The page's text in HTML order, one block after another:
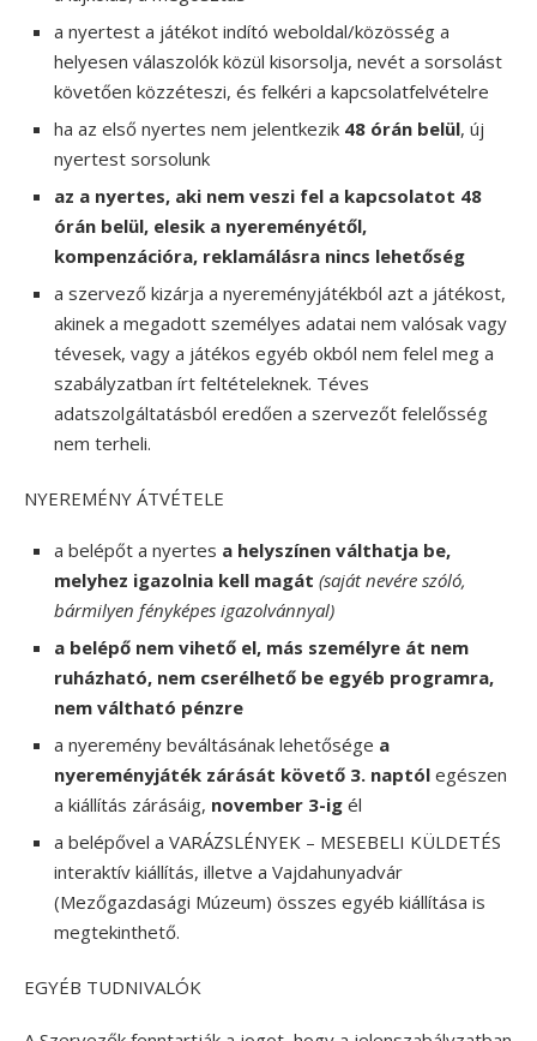
a nyertest a játékot indító weboldal/közösség a
helyesen válaszolók közül kisorsolja, nevét a sorsolást
követően közzéteszi, és felkéri a kapcsolatfelvételre
ha az első nyertes nem jelentkezik 48 órán belül, új
nyertest sorsolunk
az a nyertes, aki nem veszi fel a kapcsolatot 48
órán belül, elesik a nyereményétől,
kompenzációra, reklamálásra nincs lehetőség
a szervező kizárja a nyereményjátékból azt a játékost,
akinek a megadott személyes adatai nem valósak vagy
tévesek, vagy a játékos egyéb okból nem felel meg a
szabályzatban írt feltételeknek. Téves
adatszolgáltatásból eredően a szervezőt felelősség
nem terheli.
NYEREMÉNY ÁTVÉTELE
a belépőt a nyertes a helyszínen válthatja be,
melyhez igazolnia kell magát (saját nevére szóló,
bármilyen fényképes igazolvánnyal)
a belépő nem vihető el, más személyre át nem
ruházható, nem cserélhető be egyéb programra,
nem váltható pénzre
a nyeremény beváltásának lehetősége a
nyereményjáték zárását követő 3. naptól egészen
a kiállítás zárásáig, november 3-ig él
a belépővel a VARÁZSLÉNYEK – MESEBELI KÜLDETÉS
interaktív kiállítás, illetve a Vajdahunyadvár
(Mezőgazdasági Múzeum) összes egyéb kiállítása is
megtekinthető.
EGYÉB TUDNIVALÓK